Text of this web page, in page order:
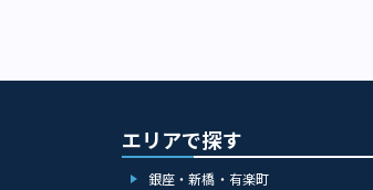
エリアで探す
銀座・新橋・有楽町